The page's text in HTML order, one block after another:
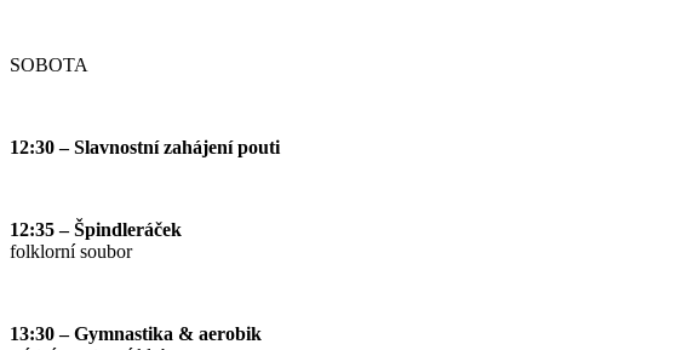
SOBOTA
12:30 – Slavnostní zahájení pouti
12:35 – Špindleráček
folklorní soubor
13:30 – Gymnastika & aerobik